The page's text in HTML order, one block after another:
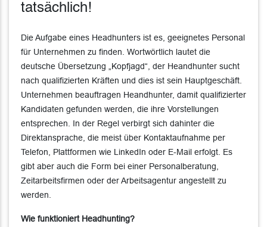
tatsächlich!
Die Aufgabe eines Headhunters ist es, geeignetes Personal
für Unternehmen zu finden. Wortwörtlich lautet die
deutsche Übersetzung „Kopfjagd“, der Heandhunter sucht
nach qualifizierten Kräften und dies ist sein Hauptgeschäft.
Unternehmen beauftragen Heandhunter, damit qualifizierter
Kandidaten gefunden werden, die ihre Vorstellungen
entsprechen. In der Regel verbirgt sich dahinter die
Direktansprache, die meist über Kontaktaufnahme per
Telefon, Plattformen wie LinkedIn oder E-Mail erfolgt. Es
gibt aber auch die Form bei einer Personalberatung,
Zeitarbeitsfirmen oder der Arbeitsagentur angestellt zu
werden.
Wie funktioniert Headhunting?